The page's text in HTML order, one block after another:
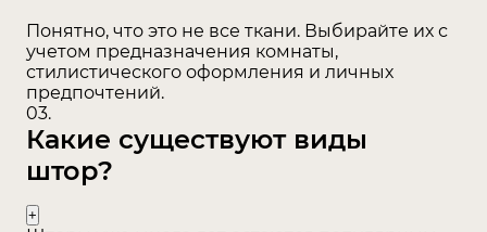
Понятно, что это не все ткани. Выбирайте их с
учетом предназначения комнаты,
стилистического оформления и личных
предпочтений.
03.
Какие существуют виды
штор?